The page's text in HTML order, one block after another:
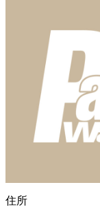
住所